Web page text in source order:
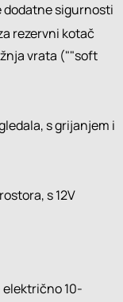
dodatne sigurnosti
rezervni kotač
vrata (""soft
s grijanjem i
s 12V
električno 10-